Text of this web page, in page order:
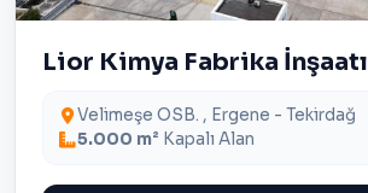
Lior Kimya Fabrika İnşaatı
Velimeşe OSB. , Ergene - Tekirdağ
5.000 m² Kapalı Alan